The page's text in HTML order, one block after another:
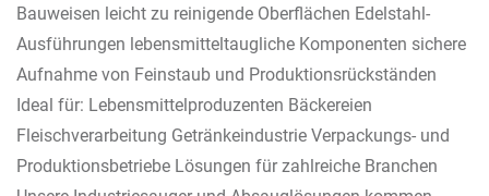
Bauweisen leicht zu reinigende Oberflächen Edelstahl-
Ausführungen lebensmitteltaugliche Komponenten sichere
Aufnahme von Feinstaub und Produktionsrückständen
Ideal für: Lebensmittelproduzenten Bäckereien
Fleischverarbeitung Getränkeindustrie Verpackungs- und
Produktionsbetriebe Lösungen für zahlreiche Branchen